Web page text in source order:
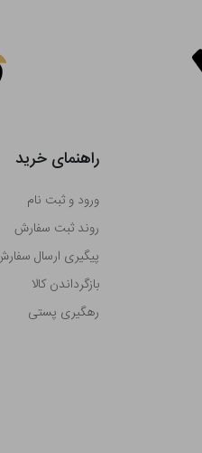
راهنمای خرید
ورود و ثبت نام
روند ثبت سفارش
پیگیری ارسال
بازگرداندن کالا
رهگیری پستی